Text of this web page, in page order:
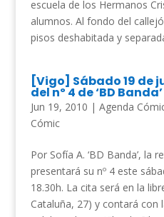
escuela de los Hermanos
alumnos. Al fondo del
pisos deshabitada y
[Vigo] Sábado 19 de
del nº 4 de ‘BD Banda’
Jun 19, 2010 | Agenda
Cómic
Por Sofía A. ‘BD Banda’, la
presentará su nº 4 este
18.30h. La cita será en la
Cataluña, 27) y contará con